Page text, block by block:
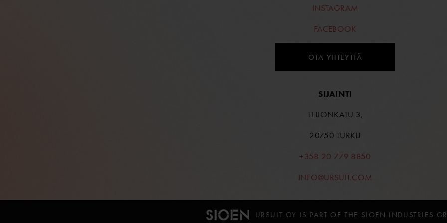
INSTAGRAM
FACEBOOK
OTA YHTEYTTÄ
SIJAINTI
TEIJONKATU 3,
20750 TURKU
+358 20 779 8850
INFO@URSUIT.COM
URSUIT OY IS PART OF THE SIOEN INDUSTRIES